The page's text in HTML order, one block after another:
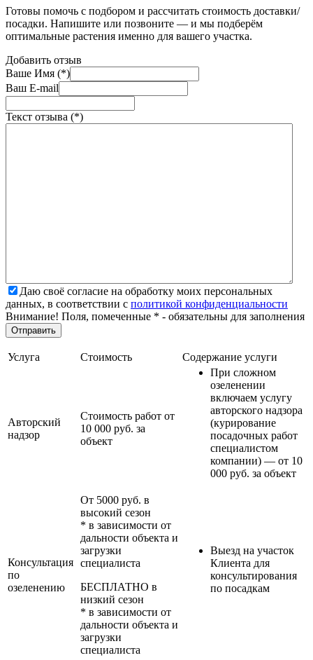
Готовы помочь с подбором и рассчитать стоимость доставки/
посадки. Напишите или позвоните — и мы подберём
оптимальные растения именно для вашего участка.
Добавить отзыв
Ваше Имя (*)
Ваш E-mail
Текст отзыва (*)
Даю своё согласие на обработку моих персональных
данных, в соответствии с политикой конфиденциальности
Внимание! Поля, помеченные * - обязательны для заполнения
Услуга Стоимость Содержание услуги
Авторский
надзор
Стоимость работ от
10 000 руб. за
объект
При сложном
озеленении
включаем услугу
авторского надзора
(курирование
посадочных работ
специалистом
компании) — от 10
000 руб. за объект
Консультация
по
озеленению
От 5000 руб. в
высокий сезон
* в зависимости от
дальности объекта и
загрузки
специалиста
БЕСПЛАТНО в
низкий сезон
* в зависимости от
дальности объекта и
загрузки
специалиста
Выезд на участок
Клиента для
консультирования
по посадкам